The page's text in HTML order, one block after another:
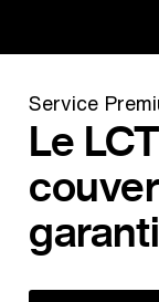
Service
Le